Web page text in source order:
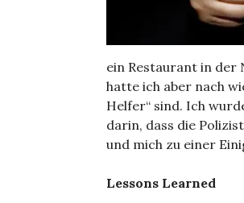
ein Restaurant in der
hatte ich aber nach
Helfer“ sind. Ich
darin, dass die
und mich zu einer
Lessons Learned